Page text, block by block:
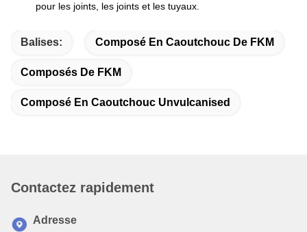
pour les joints, les joints et les tuyaux.
Balises: Composé En Caoutchouc De FKM
Composés De FKM
Composé En Caoutchouc Unvulcanised
Contactez rapidement
Adresse